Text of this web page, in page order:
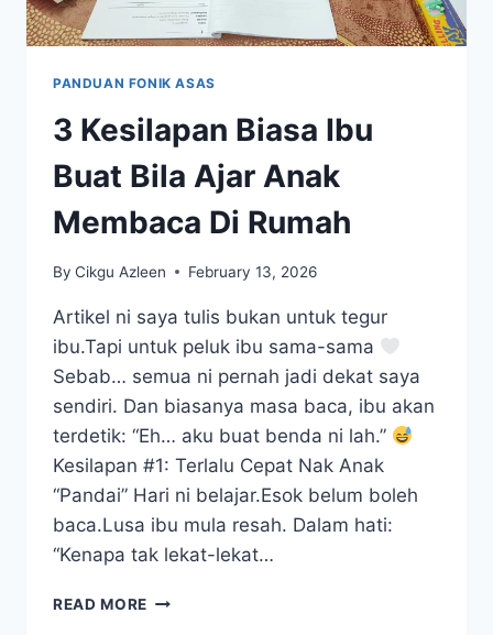
PANDUAN FONIK ASAS
3 Kesilapan Biasa Ibu
Buat Bila Ajar Anak
Membaca Di Rumah
By Cikgu Azleen February 13, 2026
Artikel ni saya tulis bukan untuk tegur
ibu.Tapi untuk peluk ibu sama-sama
Sebab… semua ni pernah jadi dekat saya
sendiri. Dan biasanya masa baca, ibu akan
terdetik: “Eh… aku buat benda ni lah.”
Kesilapan #1: Terlalu Cepat Nak Anak
“Pandai” Hari ni belajar.Esok belum boleh
baca.Lusa ibu mula resah. Dalam hati:
“Kenapa tak lekat-lekat…
READ MORE